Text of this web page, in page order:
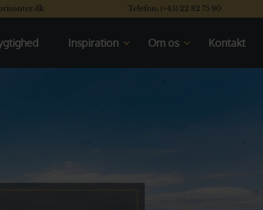
Telefon: (+45) 22 82 75 90
Inspiration
En typisk dag på safari
Om os
Vores rating system
Kontakt